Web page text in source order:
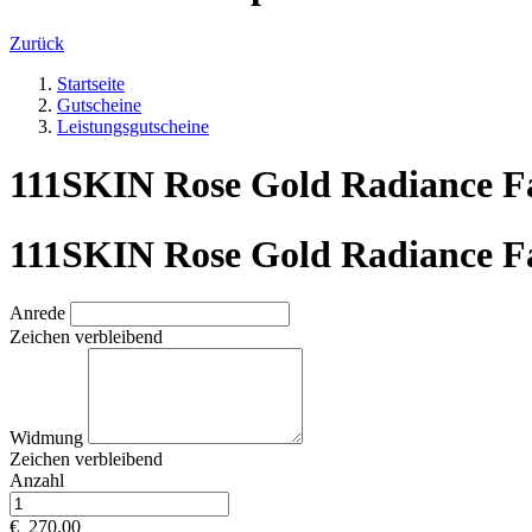
Zurück
Startseite
Gutscheine
Leistungsgutscheine
111SKIN Rose Gold Radiance
111SKIN Rose Gold Radiance
Anrede
Zeichen verbleibend
Widmung
Zeichen verbleibend
Anzahl
€ 270,00